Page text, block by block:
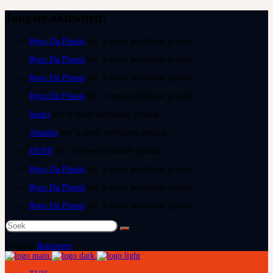
Ryno Du Plessis
Ryno Du Plessis
Ryno Du Plessis
Ryno Du Plessis
Juanri
Amanda
HENN
Ryno Du Plessis
Ryno Du Plessis
Ryno Du Plessis
Soek
na:
Registreer